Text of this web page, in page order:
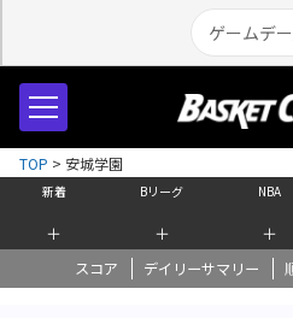
新着
＋
Bリーグ
＋
NBA
＋
スコア デイリーサマリー
TOP > 安城学園